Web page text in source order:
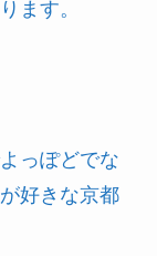
ます。
っぽどでな
好きな京都